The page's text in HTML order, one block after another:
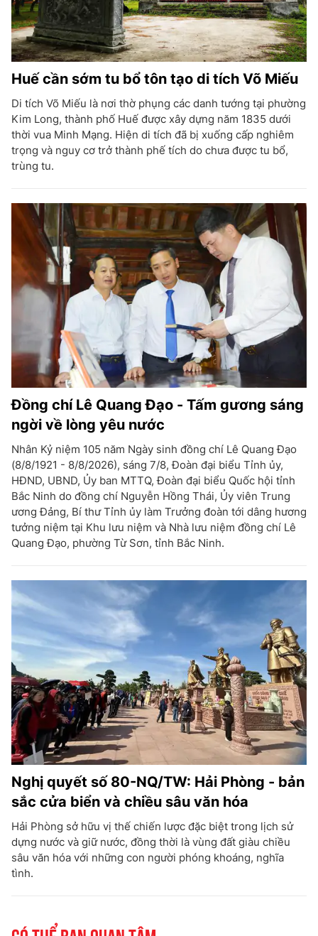
Huế cần sớm tu bổ tôn tạo di tích Võ Miếu
Di tích Võ Miếu là nơi thờ phụng các danh tướng tại phường
Kim Long, thành phố Huế được xây dựng năm 1835 dưới
thời vua Minh Mạng. Hiện di tích đã bị xuống cấp nghiêm
trọng và nguy cơ trở thành phế tích do chưa được tu bổ,
trùng tu.
Đồng chí Lê Quang Đạo - Tấm gương sáng
ngời về lòng yêu nước
Nhân Kỷ niệm 105 năm Ngày sinh đồng chí Lê Quang Đạo
(8/8/1921 - 8/8/2026), sáng 7/8, Đoàn đại biểu Tỉnh ủy,
HĐND, UBND, Ủy ban MTTQ, Đoàn đại biểu Quốc hội tỉnh
Bắc Ninh do đồng chí Nguyễn Hồng Thái, Ủy viên Trung
ương Đảng, Bí thư Tỉnh ủy làm Trưởng đoàn tới dâng hương
tưởng niệm tại Khu lưu niệm và Nhà lưu niệm đồng chí Lê
Quang Đạo, phường Từ Sơn, tỉnh Bắc Ninh.
Nghị quyết số 80-NQ/TW: Hải Phòng - bản
sắc cửa biển và chiều sâu văn hóa
Hải Phòng sở hữu vị thế chiến lược đặc biệt trong lịch sử
dựng nước và giữ nước, đồng thời là vùng đất giàu chiều
sâu văn hóa với những con người phóng khoáng, nghĩa
tình.